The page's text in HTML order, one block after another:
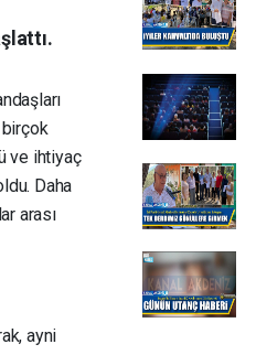
birçok
ve ihtiyaç
Daha
arası
ayni